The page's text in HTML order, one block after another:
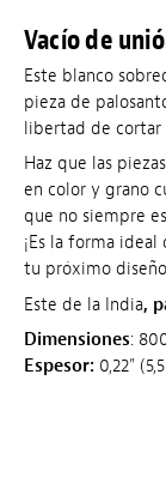
Vacío de
Este blanco
pieza de
libertad de
Haz que las
en color y grano
que no siempre
¡Es la forma
tu próximo
Este de la India,
Dimensiones:
Espesor: 0,22"